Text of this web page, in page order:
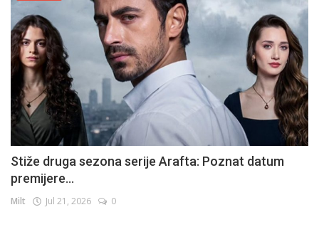
Stiže druga sezona serije Arafta: Poznat datum
premijere...
Milt Jul 21, 2026 0